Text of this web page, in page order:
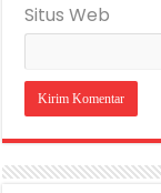
Situs Web